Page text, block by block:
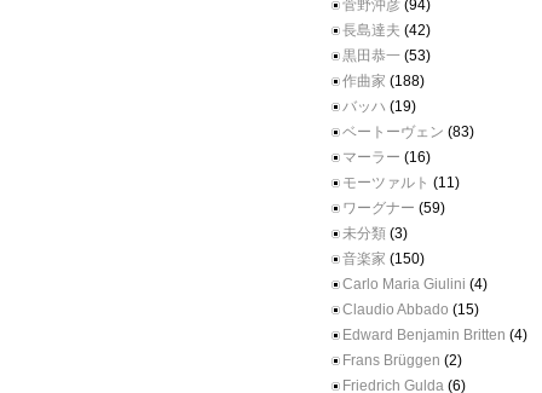
菅野沖彦 (94)
長島達夫 (42)
黒田恭一 (53)
作曲家 (188)
バッハ (19)
ベートーヴェン (83)
マーラー (16)
モーツァルト (11)
ワーグナー (59)
未分類 (3)
音楽家 (150)
Carlo Maria Giulini (4)
Claudio Abbado (15)
Edward Benjamin Britten (4)
Frans Brüggen (2)
Friedrich Gulda (6)